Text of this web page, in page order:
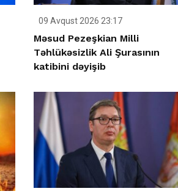
09 Avqust 2026 23:17
Məsud Pezeşkian Milli
Təhlükəsizlik Ali Şurasının
katibini dəyişib